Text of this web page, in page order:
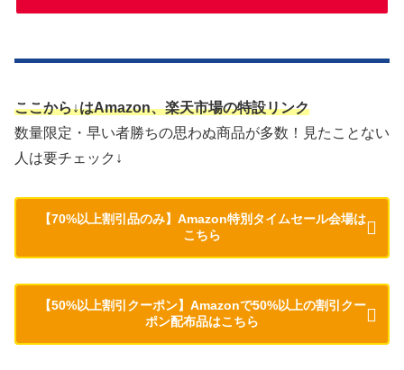
ここから↓はAmazon、楽天市場の特設リンク
数量限定・早い者勝ちの思わぬ商品が多数！見たことない
人は要チェック↓
【70%以上割引品のみ】Amazon特別タイムセール会場は
こちら
【50%以上割引クーポン】Amazonで50%以上の割引クー
ポン配布品はこちら